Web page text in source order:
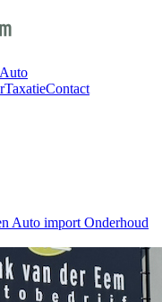
Auto
TaxatieContact
Auto import Onderhoud